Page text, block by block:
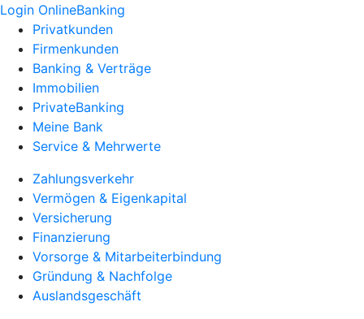
Login OnlineBanking
Privatkunden
Firmenkunden
Banking & Verträge
Immobilien
PrivateBanking
Meine Bank
Service & Mehrwerte
Zahlungsverkehr
Vermögen & Eigenkapital
Versicherung
Finanzierung
Vorsorge & Mitarbeiterbindung
Gründung & Nachfolge
Auslandsgeschäft